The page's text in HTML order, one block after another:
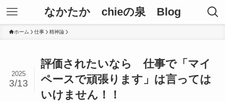
なかたか chieの泉 Blog
ホーム 仕事 精神論
評価されたいなら 仕事で「マイ
ペースで頑張ります」は言っては
いけません！！
2025
3/13